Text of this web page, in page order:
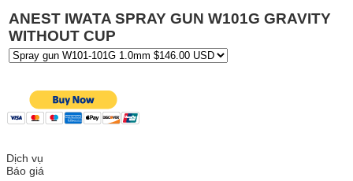
ANEST IWATA SPRAY GUN W101G GRAVITY
WITHOUT CUP
Dịch vụ
Báo giá